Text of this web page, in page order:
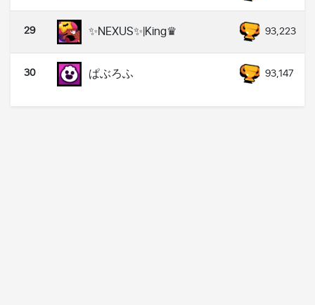
29 ✨NEXUS✨|King♛︎ 93,223
30 ぱぶろふ 93,147